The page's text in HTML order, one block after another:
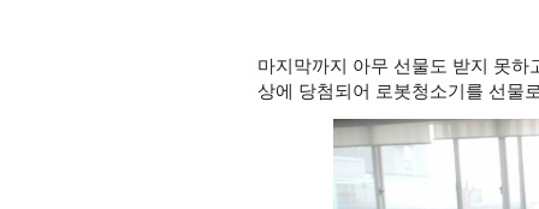
마지막까지 아무 선물도 받지 못
상에 당첨되어 로봇청소기를 선물